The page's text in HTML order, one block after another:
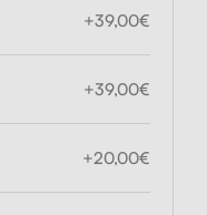
+39,00€
+39,00€
+20,00€